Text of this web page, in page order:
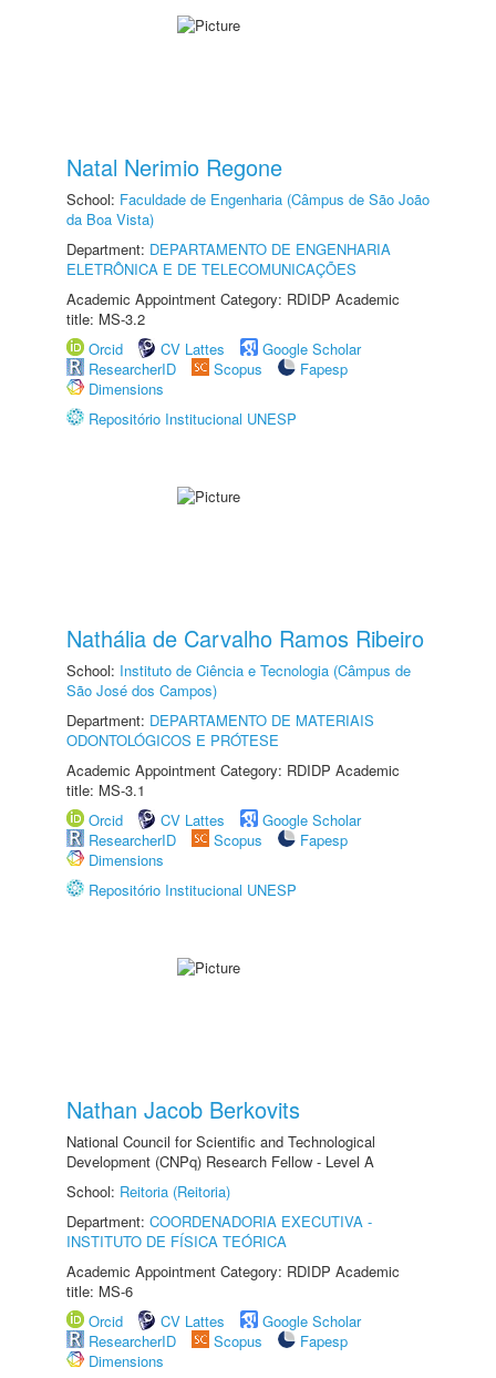
Natal Nerimio Regone
School: Faculdade de Engenharia (Câmpus de São João
da Boa Vista)
Department: DEPARTAMENTO DE ENGENHARIA
ELETRÔNICA E DE TELECOMUNICAÇÕES
Academic Appointment Category: RDIDP Academic
title: MS-3.2
Orcid
CV Lattes
Google Scholar
ResearcherID
Scopus
Fapesp
Dimensions
Repositório Institucional UNESP
Nathália de Carvalho Ramos Ribeiro
School: Instituto de Ciência e Tecnologia (Câmpus de
São José dos Campos)
Department: DEPARTAMENTO DE MATERIAIS
ODONTOLÓGICOS E PRÓTESE
Academic Appointment Category: RDIDP Academic
title: MS-3.1
Orcid
CV Lattes
Google Scholar
ResearcherID
Scopus
Fapesp
Dimensions
Repositório Institucional UNESP
Nathan Jacob Berkovits
National Council for Scientific and Technological
Development (CNPq) Research Fellow - Level A
School: Reitoria (Reitoria)
Department: COORDENADORIA EXECUTIVA -
INSTITUTO DE FÍSICA TEÓRICA
Academic Appointment Category: RDIDP Academic
title: MS-6
Orcid
CV Lattes
Google Scholar
ResearcherID
Scopus
Fapesp
Dimensions